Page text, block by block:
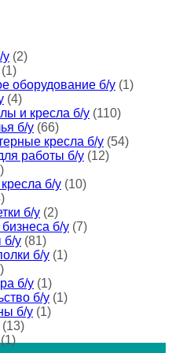
у (2)
(1)
оборудование б/у (1)
(4)
и кресла б/у (110)
б/у (66)
кресла б/у (54)
работы б/у (12)
б/у (10)
б/у (2)
б/у (7)
б/у (81)
б/у (1)
б/у (1)
б/у (1)
б/у (1)
(13)
(1)